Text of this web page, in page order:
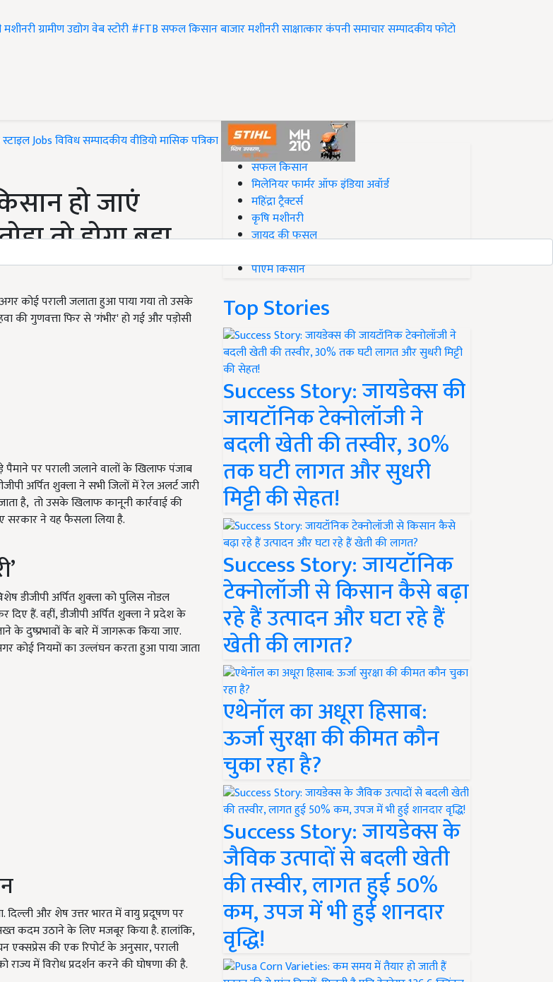
मशीनरीग्रामीण उद्योगवेब स्टोरी#FTBसफल किसानबाजारमशीनरीसाक्षात्कारकंपनी समाचारसम्पादकीयफोटो
Jobsविविधसम्पादकीयवीडियोमासिक पत्रिका
हो जाएं
तो होगा बड़ा
कोई पराली जलाता हुआ पाया गया तो उसके
की गुणवत्ता फिर से 'गंभीर' हो गई और पड़ोसी
पर पराली जलाने वालों के खिलाफ पंजाब
अर्पित शुक्ला ने सभी जिलों में रेल अलर्ट जारी
है, तो उसके खिलाफ कानूनी कार्रवाई की
सरकार ने यह फैसला लिया है.
डीजीपी अर्पित शुक्ला को पुलिस नोडल
हैं. वहीं, डीजीपी अर्पित शुक्ला ने प्रदेश के
के दुष्प्रभावों के बारे में जागरूक किया जाए.
कोई नियमों का उल्लंघन करता हुआ पाया जाता
दिल्ली और शेष उत्तर भारत में वायु प्रदूषण पर
कदम उठाने के लिए मजबूर किया है. हालांकि,
की एक रिपोर्ट के अनुसार, पराली
में विरोध प्रदर्शन करने की घोषणा की है.
#Top on Krishi Jagran
सफल किसान
मिलेनियर फार्मर ऑफ इंडिया अवॉर्ड
महिंद्रा ट्रैक्टर्स
कृषि मशीनरी
जायद की फसल
पीएम किसान
Top Stories
Success Story: जायडेक्स की
जायटॉनिक टेक्नोलॉजी ने
बदली खेती की तस्वीर, 30%
तक घटी लागत और सुधरी
मिट्टी की सेहत!
Success Story: जायटॉनिक
टेक्नोलॉजी से किसान कैसे बढ़ा
रहे हैं उत्पादन और घटा रहे हैं
खेती की लागत?
एथेनॉल का अधूरा हिसाब:
ऊर्जा सुरक्षा की कीमत कौन
चुका रहा है?
Success Story: जायडेक्स के
जैविक उत्पादों से बदली खेती
की तस्वीर, लागत हुई 50%
कम, उपज में भी हुई शानदार
वृद्धि!